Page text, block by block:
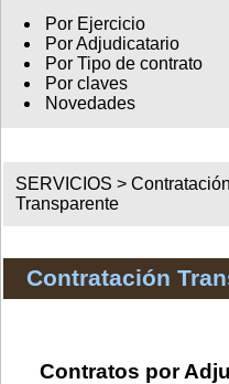
Por Ejercicio
Por Adjudicatario
Por Tipo de contrato
Por claves
Novedades
SERVICIOS >
Transparente
Contratación
Contratos por